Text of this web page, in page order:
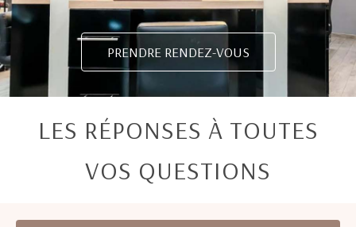
PRENDRE RENDEZ-VOUS
LES RÉPONSES À TOUTES
VOS QUESTIONS